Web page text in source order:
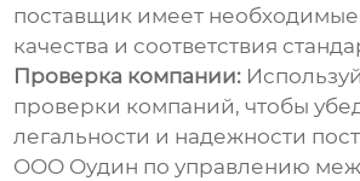
поставщик имеет
качества и соответствия
Проверка компании:
проверки компаний, чтобы
легальности и надежности
ООО Оудин по управлению